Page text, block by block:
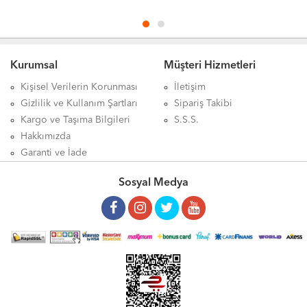
ürünü nereden alınır, Shiffa Home Limon Çekirdeği Yağı 30ml ürünü nerelerde satılıyor, Shiffa Home Limon Çekirdeği Yağı
30ml ürünü nerden alabilirim, Shiffa Home Limon Çekirdeği Yağı 30ml ürünü etkileri, Shiffa Home Limon Çekirdeği Yağı 30ml
ürünü nasıl kullanılır, Shiffa Home Limon Çekirdeği Yağı 30ml ürünü nerde, Shiffa Home Limon Çekirdeği Yağı 30ml ürünü
faydası, Shiffa Home Limon Çekirdeği Yağı 30ml ürünü faydaları neler, Shiffa Home Limon Çekirdeği Yağı 30ml zararları,
Shiffa Home Limon Çekirdeği Yağı 30ml yan etkileri, Shiffa Home Limon Çekirdeği Yağı 30ml aktarlarda bulunurmu, Shiffa
Home Limon Çekirdeği Yağı 30ml nedir, Shiffa Home Limon Çekirdeği Yağı 30ml haftada kaç kez kullanılır, Shiffa Home
Limon Çekirdeği Yağı 30ml her gün kullanılırmı, Shiffa Home Limon Çekirdeği Yağı 30ml kaç günde bir kullanılır, Shiffa Home
Limon Çekirdeği Yağı 30ml aktarlarda bulunurmu, Shiffa Home Limon Çekirdeği Yağı 30ml ne için kullanılır, Shiffa Home
Limon Çekirdeği Yağı 30ml ne sıklıkla kullanılır, Shiffa Home Limon Çekirdeği Yağı 30ml aktarda satılırmı, Shiffa Home Limon
Çekirdeği Yağı 30ml ürünü hakkındaki tüm bilgilerini detaylarını Aktardangelsin online alışveriş mağazalarında bulabilirsiniz.
Kurumsal
Kişisel Verilerin Korunması
Gizlilik ve Kullanım Şartları
Kargo ve Taşıma Bilgileri
Hakkımızda
Garanti ve İade
Müşteri Hizmetleri
İletişim
Sipariş Takibi
S.S.S.
Sosyal Medya